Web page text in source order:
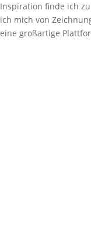
Inspiration finde ich
ich mich von
eine großartige